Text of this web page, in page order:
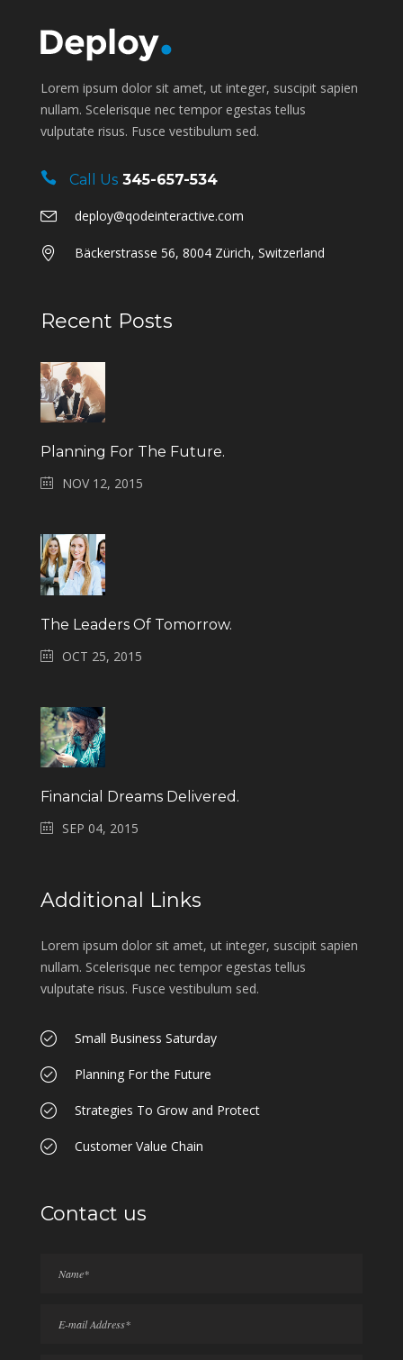
Lorem ipsum dolor sit amet, ut integer, suscipit sapien
nullam. Scelerisque nec tempor egestas tellus
vulputate risus. Fusce vestibulum sed.
Call Us 345-657-534
deploy@qodeinteractive.com
Bäckerstrasse 56, 8004 Zürich, Switzerland
Recent Posts
Planning For The Future.
NOV 12, 2015
The Leaders Of Tomorrow.
OCT 25, 2015
Financial Dreams Delivered.
SEP 04, 2015
Additional Links
Lorem ipsum dolor sit amet, ut integer, suscipit sapien
nullam. Scelerisque nec tempor egestas tellus
vulputate risus. Fusce vestibulum sed.
Small Business Saturday
Planning For the Future
Strategies To Grow and Protect
Customer Value Chain
Contact us